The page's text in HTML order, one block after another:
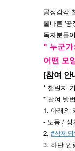
공정감각
올바른 '공
독자분들
" 누군가
어떤 모
[참여 안
* 챌린지
* 참여 방법
1. 아래의
- 노동 / 성
2. #삭제
3. 하단 인